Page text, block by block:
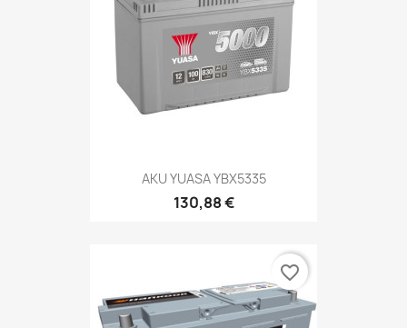
AKU YUASA YBX5335
130,88 €
favorite_border